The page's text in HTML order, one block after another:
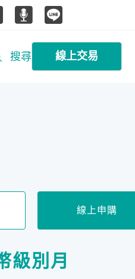
搜尋 線上交易
線上申購
級別月